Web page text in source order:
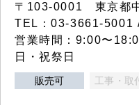
〒103-0001 東京都
TEL：03-3661-5001
営業時間：9:00〜
日・祝祭日
販売可 工事・取